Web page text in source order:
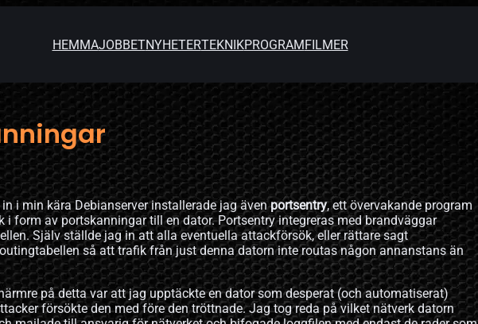
HEMMAJOBBETNYHETERTEKNIKPROGRAMFILMER
i min kära Debianserver installerade jag ävenportsentry, ett övervakande program
form av portskanningar till en dator. Portsentry integreras med brandväggar
Själv ställde jag in att alla eventuella attackförsök, eller rättare sagt
så att trafik från just denna datorn inte routas någon annanstans än
på detta var att jag upptäckte en dator som desperat (och automatiserat)
försökte den med före den tröttnade. Jag tog reda på vilket nätverk datorn